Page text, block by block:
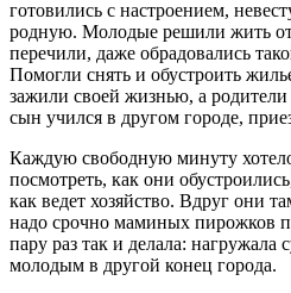
готовились с настроением,
родную. Молодые решили жить
перечили, даже обрадовались
Помогли снять и обустроить
зажили своей жизнью, а
сын учился в другом городе,
Каждую свободную минуту
посмотреть, как они
как ведет хозяйство. Вдруг они
надо срочно маминых пирожков
пару раз так и делала: нагружала
молодым в другой конец города.